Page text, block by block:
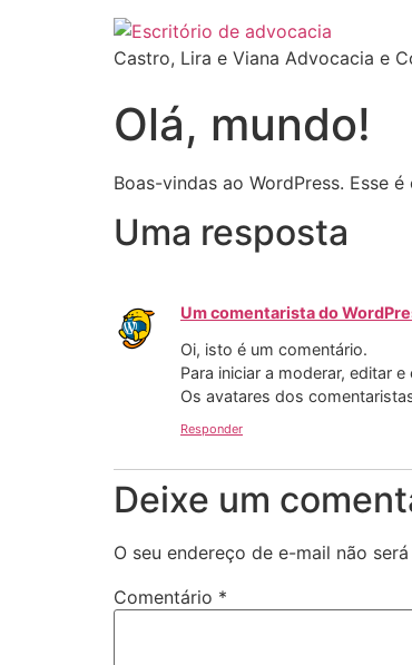
Castro, Lira e Viana Advocacia e
Olá, mundo!
Boas-vindas ao WordPress. Esse
Uma resposta
Um comentarista do
Oi, isto é um comentário.
Para iniciar a moderar, editar
Os avatares dos
Responder
Deixe um
O seu endereço de e-mail não
Comentário *